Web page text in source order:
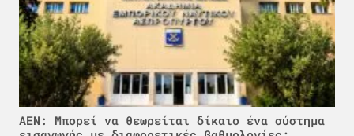
ΑΕΝ: Μπορεί να θεωρείται δίκαιο ένα σύστημα